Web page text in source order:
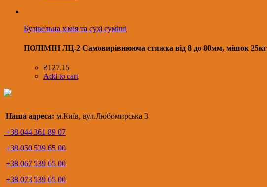
Будівельна хімія та сухі суміші
ПОЛІМІН ЛЦ-2 Самовирівнююча стяжка від 8 до 80мм, мішок 25кг
₴127.15
Add to cart
Наша адреса: м.Київ, вул.Любомирська 3
+38 044 361 89 07
+38 050 539 65 00
+38 067 539 65 00
+38 073 539 65 00